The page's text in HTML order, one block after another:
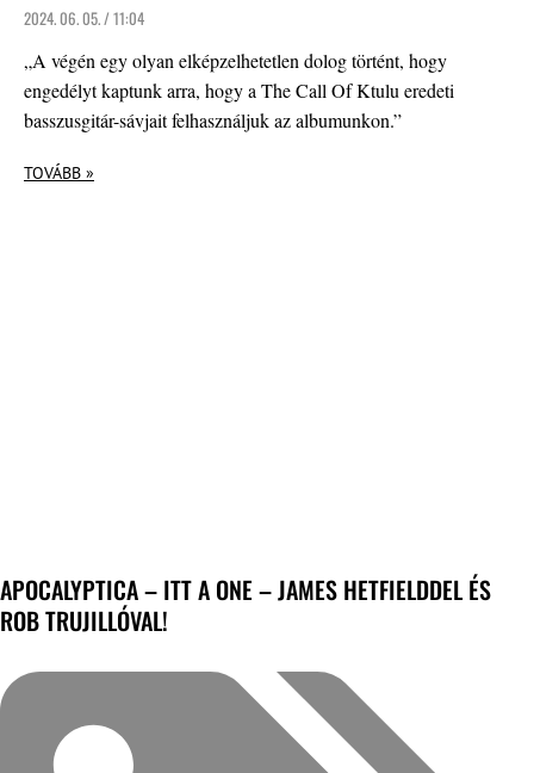
2024. 06. 05. / 11:04
„A végén egy olyan elképzelhetetlen dolog történt, hogy
engedélyt kaptunk arra, hogy a The Call Of Ktulu eredeti
basszusgitár-sávjait felhasználjuk az albumunkon.”
TOVÁBB »
APOCALYPTICA – ITT A ONE – JAMES HETFIELDDEL ÉS
ROB TRUJILLÓVAL!